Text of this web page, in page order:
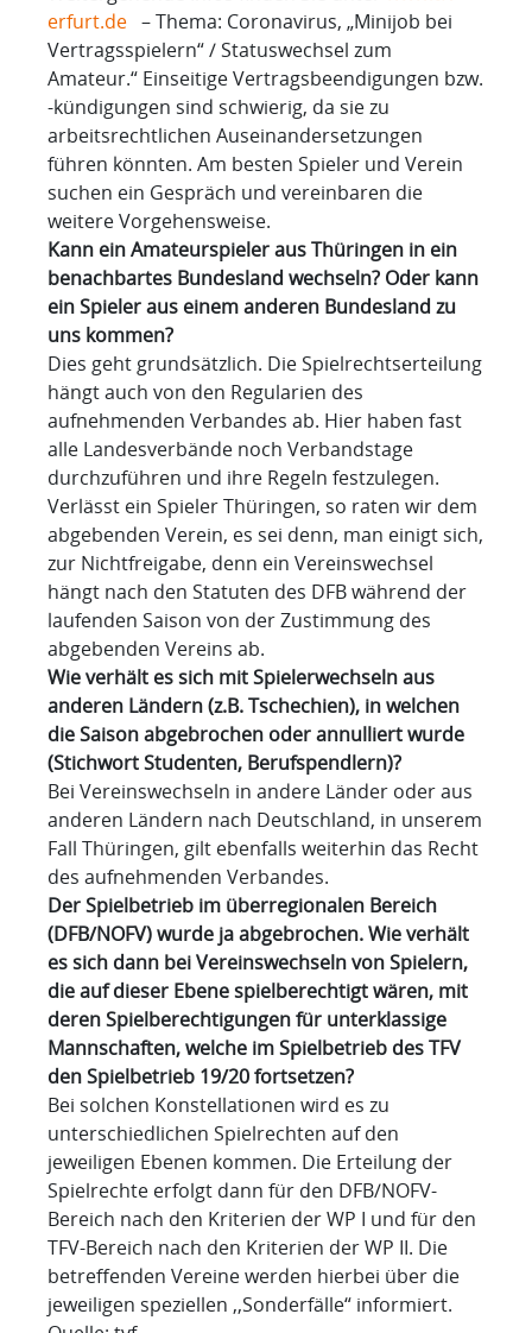
erfurt.de – Thema: Coronavirus, „Minijob bei
Vertragsspielern“ / Statuswechsel zum
Amateur.“ Einseitige Vertragsbeendigungen bzw.
-kündigungen sind schwierig, da sie zu
arbeitsrechtlichen Auseinandersetzungen
führen könnten. Am besten Spieler und Verein
suchen ein Gespräch und vereinbaren die
weitere Vorgehensweise.
Kann ein Amateurspieler aus Thüringen in ein
benachbartes Bundesland wechseln? Oder kann
ein Spieler aus einem anderen Bundesland zu
uns kommen?
Dies geht grundsätzlich. Die Spielrechtserteilung
hängt auch von den Regularien des
aufnehmenden Verbandes ab. Hier haben fast
alle Landesverbände noch Verbandstage
durchzuführen und ihre Regeln festzulegen.
Verlässt ein Spieler Thüringen, so raten wir dem
abgebenden Verein, es sei denn, man einigt sich,
zur Nichtfreigabe, denn ein Vereinswechsel
hängt nach den Statuten des DFB während der
laufenden Saison von der Zustimmung des
abgebenden Vereins ab.
Wie verhält es sich mit Spielerwechseln aus
anderen Ländern (z.B. Tschechien), in welchen
die Saison abgebrochen oder annulliert wurde
(Stichwort Studenten, Berufspendlern)?
Bei Vereinswechseln in andere Länder oder aus
anderen Ländern nach Deutschland, in unserem
Fall Thüringen, gilt ebenfalls weiterhin das Recht
des aufnehmenden Verbandes.
Der Spielbetrieb im überregionalen Bereich
(DFB/NOFV) wurde ja abgebrochen. Wie verhält
es sich dann bei Vereinswechseln von Spielern,
die auf dieser Ebene spielberechtigt wären, mit
deren Spielberechtigungen für unterklassige
Mannschaften, welche im Spielbetrieb des TFV
den Spielbetrieb 19/20 fortsetzen?
Bei solchen Konstellationen wird es zu
unterschiedlichen Spielrechten auf den
jeweiligen Ebenen kommen. Die Erteilung der
Spielrechte erfolgt dann für den DFB/NOFV-
Bereich nach den Kriterien der WP I und für den
TFV-Bereich nach den Kriterien der WP II. Die
betreffenden Vereine werden hierbei über die
jeweiligen speziellen ,,Sonderfälle“ informiert.